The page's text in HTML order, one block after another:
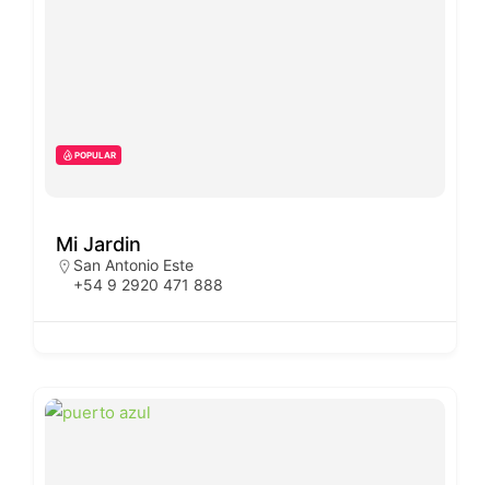
POPULAR
Mi Jardin
San Antonio Este
+54 9 2920 471 888